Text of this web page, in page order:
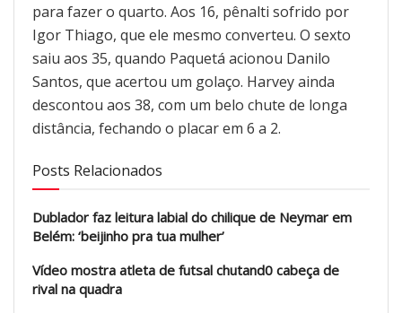
para fazer o quarto. Aos 16, pênalti sofrido por
Igor Thiago, que ele mesmo converteu. O sexto
saiu aos 35, quando Paquetá acionou Danilo
Santos, que acertou um golaço. Harvey ainda
descontou aos 38, com um belo chute de longa
distância, fechando o placar em 6 a 2.
Posts Relacionados
Dublador faz leitura labial do chilique de Neymar em
Belém: ‘beijinho pra tua mulher’
Vídeo mostra atleta de futsal chutand0 cabeça de
rival na quadra